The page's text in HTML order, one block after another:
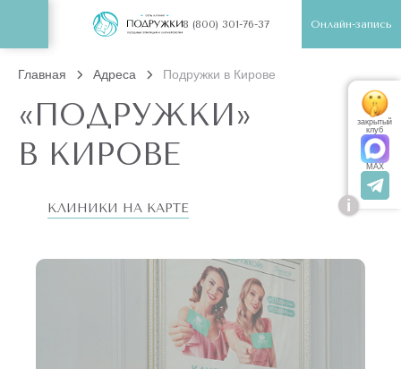
8 (800) 301-76-37 Онлайн-запись
Главная Адреса Подружки в Кирове
«ПОДРУЖКИ»
В КИРОВЕ
КЛИНИКИ НА КАРТЕ i
закрытый
клуб
MAX